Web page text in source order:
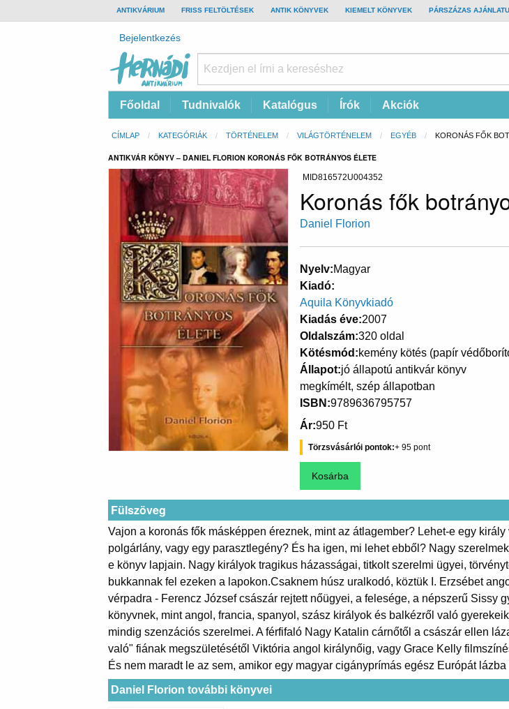
TOP
BAR
ANTIKVÁRIUM FRISS FELTÖLTÉSEK ANTIK KÖNYVEK KIEMELT KÖNYVEK PÁRSZÁZAS
Felhasználói
fiók
menüje
Bejelentkezés
Antikvárium
Online
Fő
navigáció
Főoldal Tudnivalók Katalógus Írók Akciók
Morzsa
CÍMLAP KATEGÓRIÁK TÖRTÉNELEM VILÁGTÖRTÉNELEM EGYÉB CURRENT:
KORONÁS FŐK
ANTIKVÁR KÖNYV – DANIEL FLORION KORONÁS FŐK BOTRÁNYOS ÉLETE
MID816572U004352
Koronás fők
Daniel Florion
Nyelv Magyar
Kiadó
Aquila Könyvkiadó
Kiadás éve 2007
Oldalszám 320 oldal
Kötésmód kemény kötés (papír
Állapot jó állapotú antikvár könyv
megkímélt, szép állapotban
ISBN 9789636795757
Ár 950 Ft
Törzsvásárlói pontok 95
Fülszöveg
Vajon a koronás fők másképpen éreznek, mint az átlagember? Lehet-e egy
polgárlány, vagy egy parasztlegény? És ha igen, mi lehet ebből? Nagy
e könyv lapjain. Nagy királyok tragikus házasságai, titkolt szerelmi ügyei,
bukkannak fel ezeken a lapokon.Csaknem húsz uralkodó, köztük I. Erzsébet
vérpadra - Ferencz József császár rejtett nőügyei, a felesége, a népszerű Sissy
könyvnek, mint angol, francia, spanyol, szász királyok és balkézről való
mindig szenzációs szerelmei. A férfifaló Nagy Katalin cárnőtől a császár ellen
való" fiának megszületésétől Viktória angol királynőig, vagy Grace Kelly
És nem maradt le az sem, amikor egy magyar cigányprímás egész Európát
Daniel Florion további könyvei